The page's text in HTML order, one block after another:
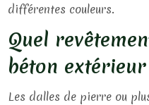
différentes couleurs.
Quel
béton
Les dalles de pierre ou